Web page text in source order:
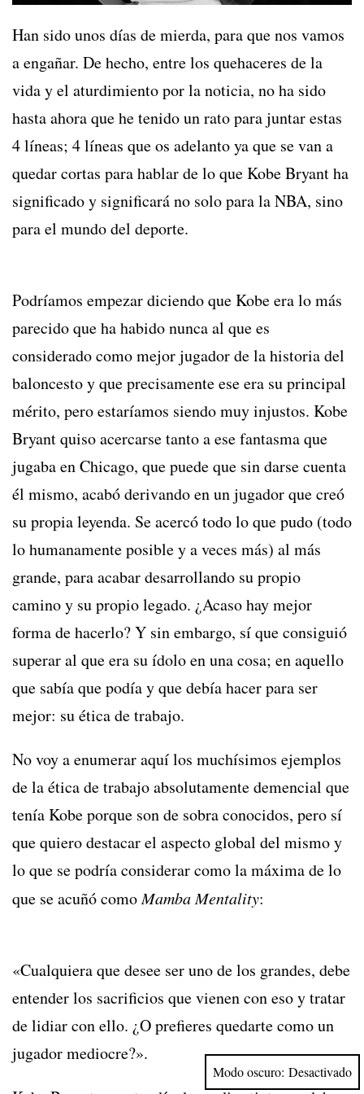
Han sido unos días de mierda, para que nos vamos
a engañar. De hecho, entre los quehaceres de la
vida y el aturdimiento por la noticia, no ha sido
hasta ahora que he tenido un rato para juntar estas
4 líneas; 4 líneas que os adelanto ya que se van a
quedar cortas para hablar de lo que Kobe Bryant ha
significado y significará no solo para la NBA, sino
para el mundo del deporte.
Podríamos empezar diciendo que Kobe era lo más
parecido que ha habido nunca al que es
considerado como mejor jugador de la historia del
baloncesto y que precisamente ese era su principal
mérito, pero estaríamos siendo muy injustos. Kobe
Bryant quiso acercarse tanto a ese fantasma que
jugaba en Chicago, que puede que sin darse cuenta
él mismo, acabó derivando en un jugador que creó
su propia leyenda. Se acercó todo lo que pudo (todo
lo humanamente posible y a veces más) al más
grande, para acabar desarrollando su propio
camino y su propio legado. ¿Acaso hay mejor
forma de hacerlo? Y sin embargo, sí que consiguió
superar al que era su ídolo en una cosa; en aquello
que sabía que podía y que debía hacer para ser
mejor: su ética de trabajo.
No voy a enumerar aquí los muchísimos ejemplos
de la ética de trabajo absolutamente demencial que
tenía Kobe porque son de sobra conocidos, pero sí
que quiero destacar el aspecto global del mismo y
lo que se podría considerar como la máxima de lo
que se acuñó comoMamba Mentality:
«Cualquiera que desee ser uno de los grandes, debe
entender los sacrificios que vienen con eso y tratar
de lidiar con ello. ¿O prefieres quedarte como un
jugador mediocre?».
online casino singapore
Modo oscuro: